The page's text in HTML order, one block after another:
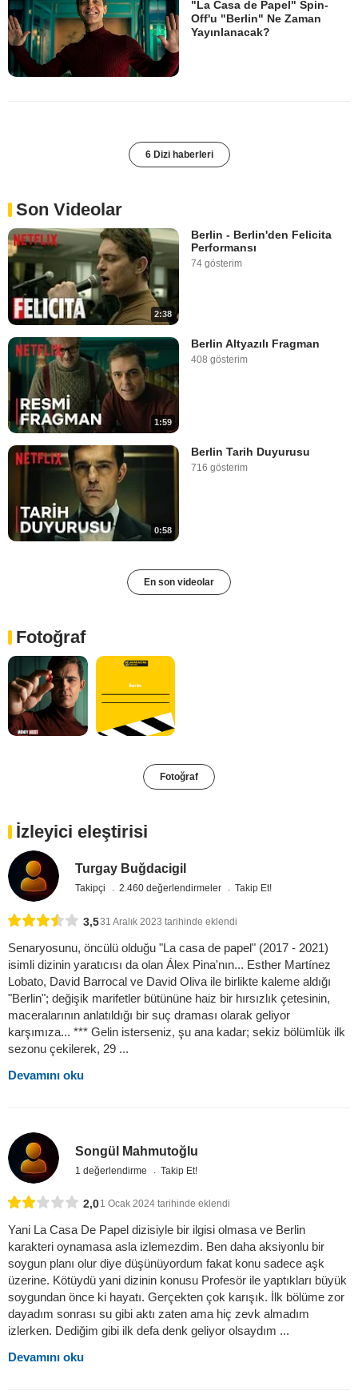
"La Casa de Papel" Spin-
Off'u "Berlin" Ne Zaman
Yayınlanacak?
6 Dizi haberleri
Son Videolar
2:38
Berlin - Berlin'den Felicita
Performansı
74 gösterim
1:59
Berlin Altyazılı Fragman
408 gösterim
0:58
Berlin Tarih Duyurusu
716 gösterim
En son videolar
Fotoğraf
Fotoğraf
İzleyici eleştirisi
Turgay Buğdacigil
Takipçi 2.460 değerlendirmeler Takip Et!
3,531 Aralık 2023 tarihinde eklendi
Senaryosunu, öncülü olduğu "La casa de papel" (2017 - 2021)
isimli dizinin yaratıcısı da olan Álex Pina'nın... Esther Martínez
Lobato, David Barrocal ve David Oliva ile birlikte kaleme aldığı
"Berlin"; değişik marifetler bütününe haiz bir hırsızlık çetesinin,
maceralarının anlatıldığı bir suç draması olarak geliyor
karşımıza... *** Gelin isterseniz, şu ana kadar; sekiz bölümlük ilk
sezonu çekilerek, 29 ...
Devamını oku
Songül Mahmutoğlu
1 değerlendirme Takip Et!
2,01 Ocak 2024 tarihinde eklendi
Yani La Casa De Papel dizisiyle bir ilgisi olmasa ve Berlin
karakteri oynamasa asla izlemezdim. Ben daha aksiyonlu bir
soygun planı olur diye düşünüyordum fakat konu sadece aşk
üzerine. Kötüydü yani dizinin konusu Profesör ile yaptıkları büyük
soygundan önce ki hayatı. Gerçekten çok karışık. İlk bölüme zor
dayadım sonrası su gibi aktı zaten ama hiç zevk almadım
izlerken. Dediğim gibi ilk defa denk geliyor olsaydım ...
Devamını oku